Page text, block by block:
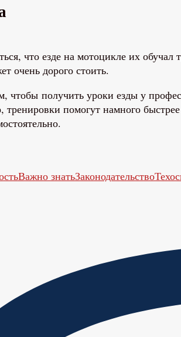
что езде на мотоцикле их
очень дорого стоить.
чтобы получить уроки езды у
тренировки помогут намного
Важно знатьЗаконодательство